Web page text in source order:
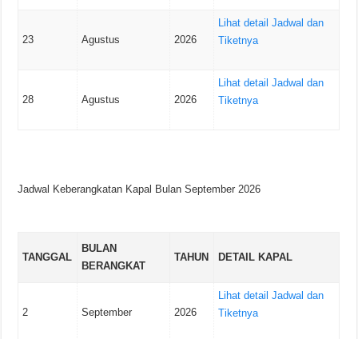
23 Agustus 2026
Lihat detail Jadwal dan
Tiketnya
28 Agustus 2026
Lihat detail Jadwal dan
Tiketnya
Jadwal Keberangkatan Kapal Bulan September 2026
TANGGAL
BULAN
BERANGKAT
TAHUN DETAIL KAPAL
2 September 2026
Lihat detail Jadwal dan
Tiketnya